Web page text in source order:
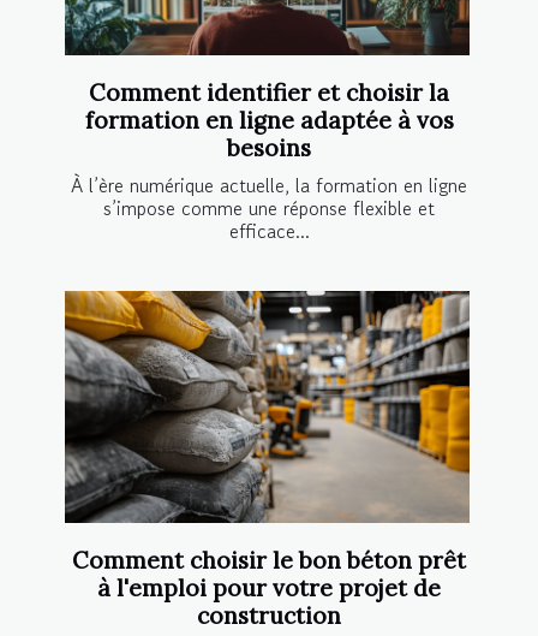
Comment identifier et choisir la
formation en ligne adaptée à vos
besoins
À l’ère numérique actuelle, la formation en ligne
s’impose comme une réponse flexible et
efficace...
Comment choisir le bon béton prêt
à l'emploi pour votre projet de
construction